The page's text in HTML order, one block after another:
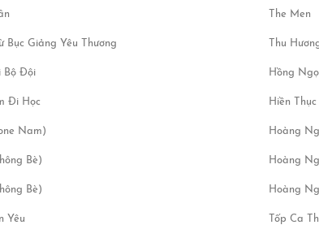
The Men
Bục Giảng Yêu Thương Thu
Bộ Đội Hồng
Đi Học Hiền Thục
Nam) Hoàng
Bè) Hoàng
Bè) Hoàng
Yêu Tốp Ca